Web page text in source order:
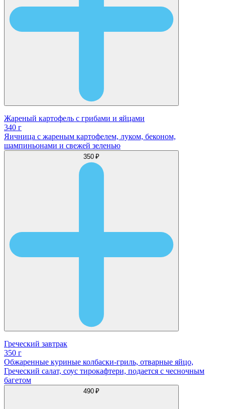
Жареный картофель с грибами и яйцами
340 г
Яичница с жареным картофелем, луком, беконом,
шампиньонами и свежей зеленью
350 ₽
Греческий завтрак
350 г
Обжаренные куриные колбаски-гриль, отварные яйцо,
Греческий салат, соус тирокафтери, подается с чесночным
багетом
490 ₽